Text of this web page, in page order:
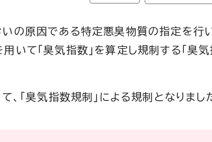
の原因である特定悪臭物質の指定を行
いて「臭気指数」を算定し規制する「臭気
「臭気指数規制」による規制となりまし